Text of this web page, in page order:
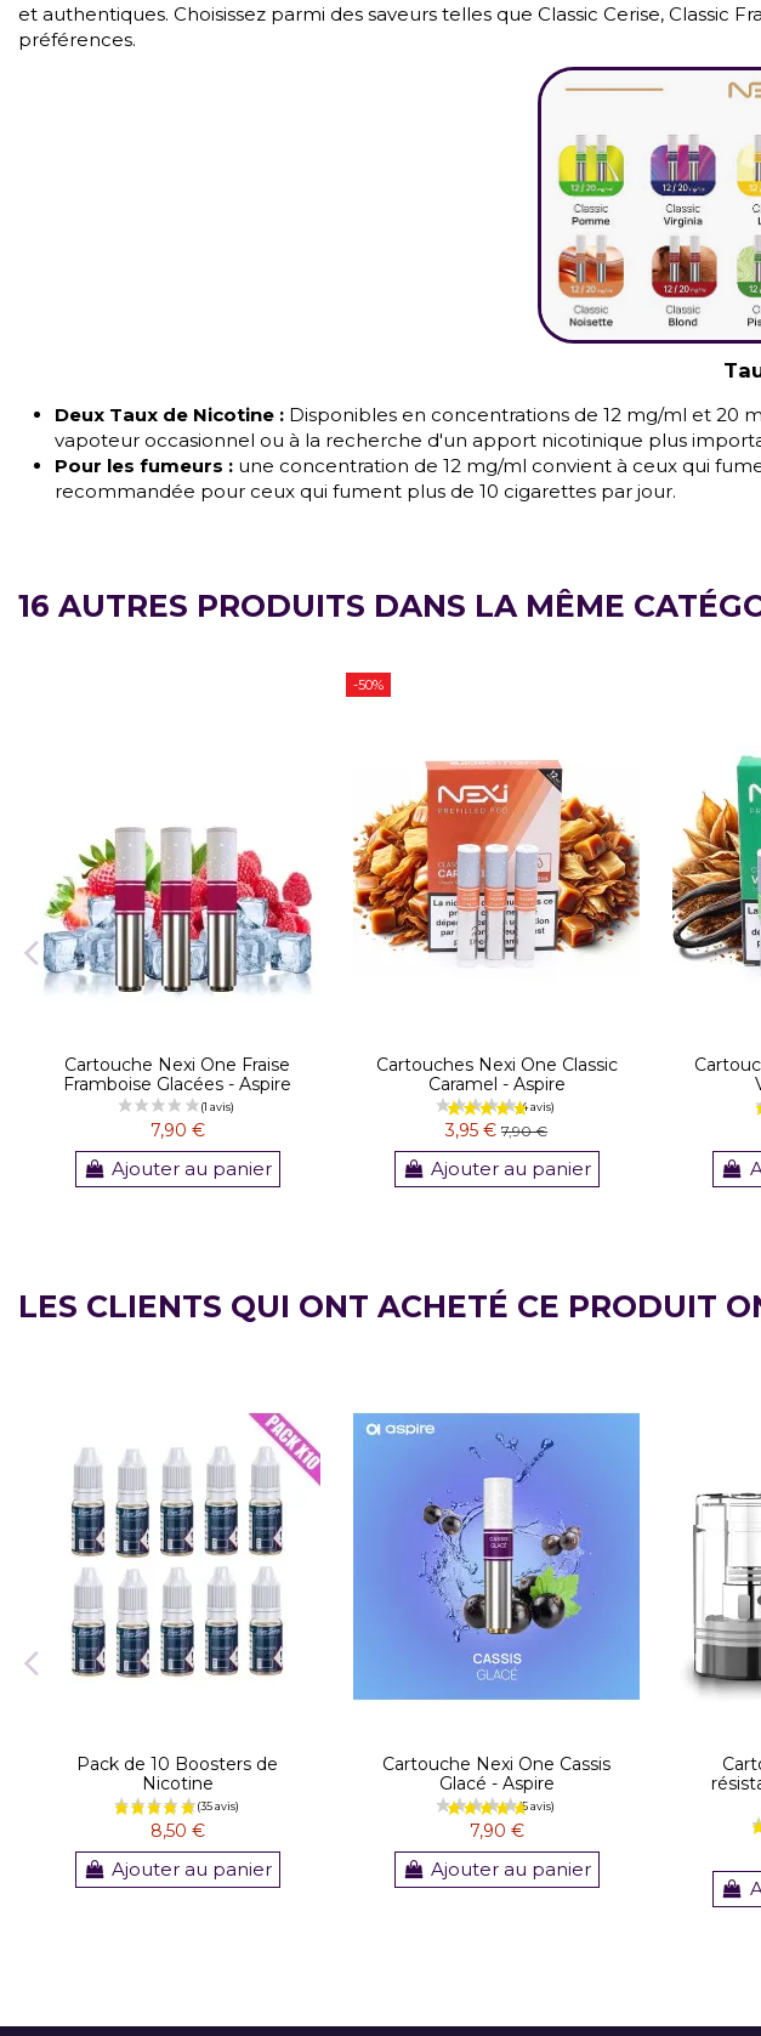
et authentiques. Choisissez parmi des saveurs telles que Classic Cerise,
préférences.
Deux Taux de Nicotine : Disponibles en concentrations de 12 mg/ml et 20
vapoteur occasionnel ou à la recherche d'un apport nicotinique plus
Pour les fumeurs : une concentration de 12 mg/ml convient à ceux qui
recommandée pour ceux qui fument plus de 10 cigarettes par jour.
16 AUTRES PRODUITS DANS LA MÊME
Cartouche Nexi One Fraise
Framboise Glacées - Aspire
7,90 €
Ajouter au panier
-50%
Cartouches Nexi One Classic
Caramel - Aspire
3,95 €7,90 €
Ajouter au panier
LES CLIENTS QUI ONT ACHETÉ CE PRODUIT
Pack de 10 Boosters de
Nicotine
8,50 €
Ajouter au panier
Cartouche Nexi One Cassis
Glacé - Aspire
7,90 €
Ajouter au panier